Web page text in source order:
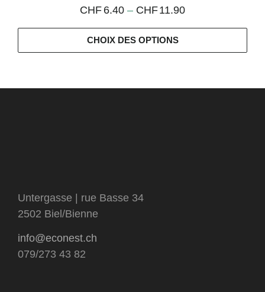
CHF 6.40– CHF11.90
CHOIX DES OPTIONS
Untergasse | rue Basse 34
2502 Biel/Bienne
info@econest.ch
079/273 43 82